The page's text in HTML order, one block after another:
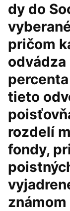
dy do
pričom
tieto
rozdelí
fondy,